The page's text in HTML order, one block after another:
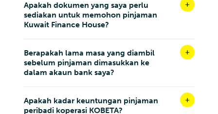
Apakah dokumen yang saya perlu
sediakan untuk memohon pinjaman
Kuwait Finance House?
Berapakah lama masa yang diambil
sebelum pinjaman dimasukkan ke
dalam akaun bank saya?
Apakah kadar keuntungan pinjaman
peribadi koperasi KOBETA?